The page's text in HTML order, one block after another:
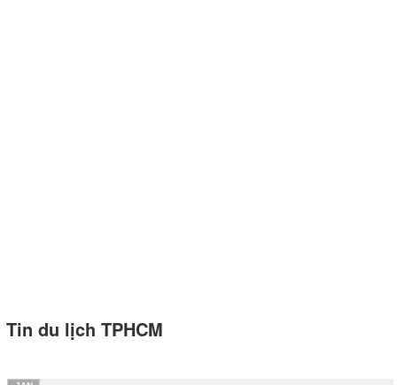
Tin du lịch TPHCM